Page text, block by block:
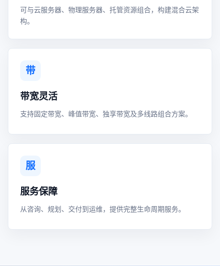
可与云服务器、物理服务器、托管资源组合，构建混合云架
构。
带
带宽灵活
支持固定带宽、峰值带宽、独享带宽及多线路组合方案。
服
服务保障
从咨询、规划、交付到运维，提供完整生命周期服务。